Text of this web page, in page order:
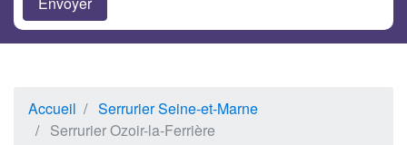
Accueil
Serrurier Seine-et-Marne
Serrurier Ozoir-la-Ferrière